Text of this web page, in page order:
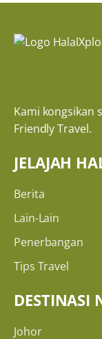
Kami kongsikan
Friendly Travel.
JELAJAH
Berita
Lain-Lain
Penerbangan
Tips Travel
DESTINASI
Johor